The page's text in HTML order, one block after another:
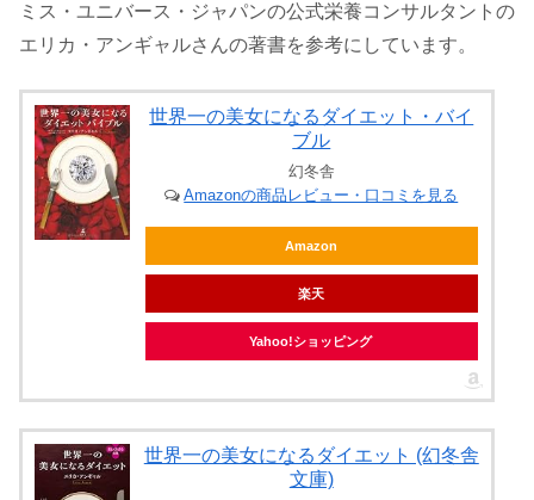
ミス・ユニバース・ジャパンの公式栄養コンサルタントの
エリカ・アンギャルさんの著書を参考にしています。
世界一の美女になるダイエット・バイ
ブル
幻冬舎
Amazonの商品レビュー・口コミを見る
Amazon
楽天
Yahoo!ショッピング
世界一の美女になるダイエット (幻冬舎
文庫)